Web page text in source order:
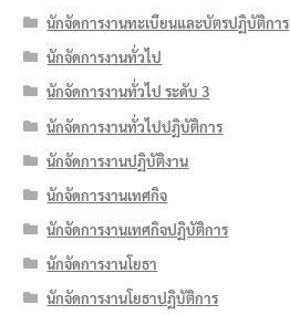
นักจัดการงานทะเบียนและบัตรปฏิบัติการ
นักจัดการงานทั่วไป
นักจัดการงานทั่วไป ระดับ 3
นักจัดการงานทั่วไปปฏิบัติการ
นักจัดการงานปฏิบัติงาน
นักจัดการงานเทศกิจ
นักจัดการงานเทศกิจปฏิบัติการ
นักจัดการงานโยธา
นักจัดการงานโยธาปฏิบัติการ